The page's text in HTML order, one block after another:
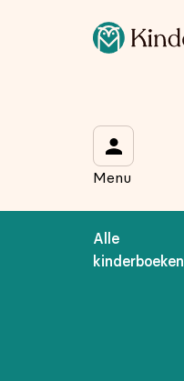
Menu
Alle
kinderboeken